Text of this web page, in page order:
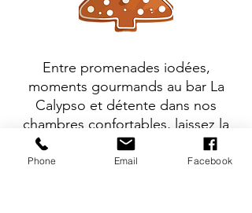
Entre promenades iodées,
moments gourmands au bar La
Calypso et détente dans nos
chambres confortables, laissez la
magie de Noël opérer.
Phone Email Facebook